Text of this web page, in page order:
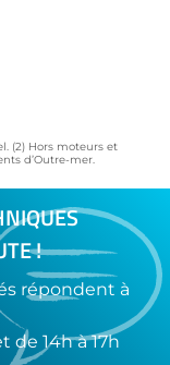
(2) Hors moteurs et
d’Outre-mer.
!
répondent à
de 14h à 17h